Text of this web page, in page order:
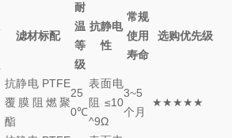
滤材标配
耐
温
等
级
抗静电
性
常规
使用
寿命
选购优先级
抗静电 PTFE
覆膜阻燃聚
酯
25
0℃
表面电
阻≤10
^9Ω
3~5
个月
★★★★★